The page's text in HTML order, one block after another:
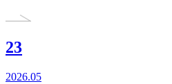
23
2026.05